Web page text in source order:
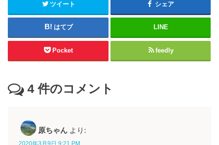
ツイート シェア
はてブ LINE
Pocket feedly
4 件のコメント
原ちゃん より:
2020年3月9日 9:21 PM